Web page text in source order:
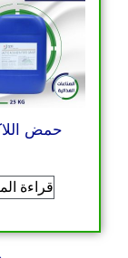
حمض
قراءة